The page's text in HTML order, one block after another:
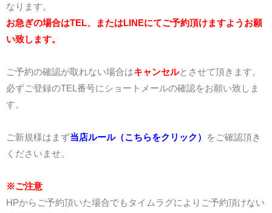
なります。
お急ぎの場合はTEL、またはLINEにてご予約頂けますようお願
い致します。
ご予約の確認が取れない場合はキャンセルとさせて頂きます。
必ずご登録のTEL番号にショートメールの確認をお願い致しま
す。
ご新規様はまず当店ルール（こちらをクリック）
をご確認頂き
くださいませ。
※ご注意
HPからご予約頂いた場合でもタイムラグによりご予約頂けない